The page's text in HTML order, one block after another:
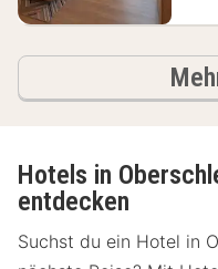
Hotels in
entdecken
Suchst du ein Hotel in